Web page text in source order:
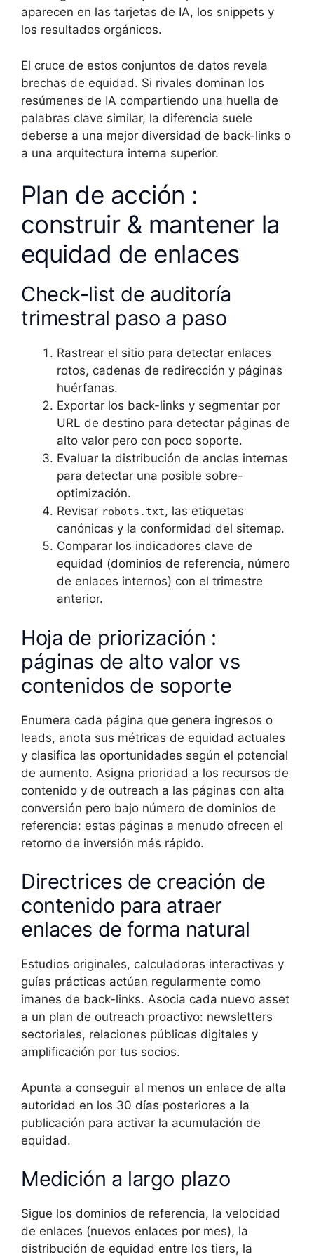
aparecen en las tarjetas de IA, los snippets y
los resultados orgánicos.
El cruce de estos conjuntos de datos revela
brechas de equidad. Si rivales dominan los
resúmenes de IA compartiendo una huella de
palabras clave similar, la diferencia suele
deberse a una mejor diversidad de back-links o
a una arquitectura interna superior.
Plan de acción :
construir & mantener la
equidad de enlaces
Check-list de auditoría
trimestral paso a paso
Rastrear el sitio para detectar enlaces
rotos, cadenas de redirección y páginas
huérfanas.
Exportar los back-links y segmentar por
URL de destino para detectar páginas de
alto valor pero con poco soporte.
Evaluar la distribución de anclas internas
para detectar una posible sobre-
optimización.
Revisar robots.txt, las etiquetas
canónicas y la conformidad del sitemap.
Comparar los indicadores clave de
equidad (dominios de referencia, número
de enlaces internos) con el trimestre
anterior.
Hoja de priorización :
páginas de alto valor vs
contenidos de soporte
Enumera cada página que genera ingresos o
leads, anota sus métricas de equidad actuales
y clasifica las oportunidades según el potencial
de aumento. Asigna prioridad a los recursos de
contenido y de outreach a las páginas con alta
conversión pero bajo número de dominios de
referencia: estas páginas a menudo ofrecen el
retorno de inversión más rápido.
Directrices de creación de
contenido para atraer
enlaces de forma natural
Estudios originales, calculadoras interactivas y
guías prácticas actúan regularmente como
imanes de back-links. Asocia cada nuevo asset
a un plan de outreach proactivo: newsletters
sectoriales, relaciones públicas digitales y
amplificación por tus socios.
Apunta a conseguir al menos un enlace de alta
autoridad en los 30 días posteriores a la
publicación para activar la acumulación de
equidad.
Medición a largo plazo
Sigue los dominios de referencia, la velocidad
de enlaces (nuevos enlaces por mes), la
distribución de equidad entre los tiers, la